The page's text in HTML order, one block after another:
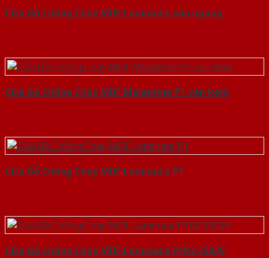
Cửa Gỗ Chống Cháy MDF Laminate van ngang
Cửa Gỗ Chống Cháy MDF Melamine P1 van kem
Cửa Gỗ Chống Cháy MDF Laminate P1
Cửa Gỗ Chống Cháy MDF Laminate P1R2 23029